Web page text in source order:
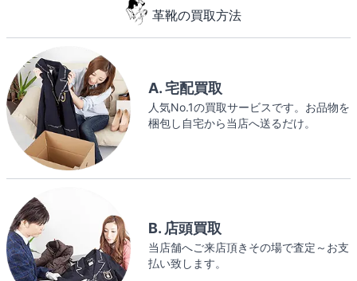
革靴の買取方法
A. 宅配買取
人気No.1の買取サービスです。お品物を
梱包し自宅から当店へ送るだけ。
B. 店頭買取
当店舗へご来店頂きその場で査定～お支
払い致します。